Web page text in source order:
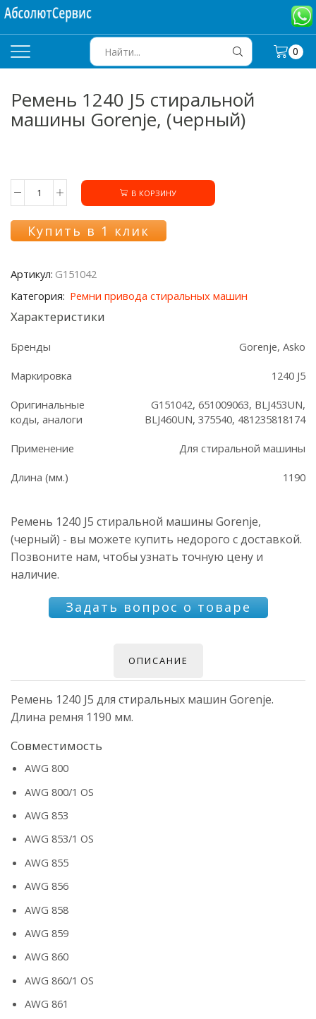
INPUT
0
Ремень 1240 J5 стиральной
машины Gorenje, (черный)
Количество
Ремень
1240
машины
(черный)
В КОРЗИНУ
Купить в 1 клик
Артикул: G151042
Категория: Ремни привода стиральных машин
Характеристики
Бренды Gorenje, Asko
Маркировка 1240 J5
Оригинальные
коды, аналоги
G151042, 651009063, BLJ453UN,
BLJ460UN, 375540, 481235818174
Применение Для стиральной машины
Длина (мм.) 1190
Ремень 1240 J5 стиральной машины Gorenje,
(черный) - вы можете купить недорого с доставкой.
Позвоните нам, чтобы узнать точную цену и
наличие.
Задать вопрос о товаре
ОПИСАНИЕ
Ремень 1240 J5 для стиральных машин Gorenje.
Длина ремня 1190 мм.
Совместимость
AWG 800
AWG 800/1 OS
AWG 853
AWG 853/1 OS
AWG 855
AWG 856
AWG 858
AWG 859
AWG 860
AWG 860/1 OS
AWG 861